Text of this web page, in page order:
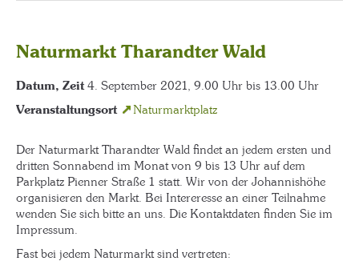
Naturmarkt Tharandter Wald
Datum, Zeit4. September 2021, 9.00 Uhr bis 13.00 Uhr
Veranstaltungsort Naturmarktplatz
Der Naturmarkt Tharandter Wald findet an jedem ersten und
dritten Sonnabend im Monat von 9 bis 13 Uhr auf dem
Parkplatz Pienner Straße 1 statt. Wir von der Johannishöhe
organisieren den Markt. Bei Intereresse an einer Teilnahme
wenden Sie sich bitte an uns. Die Kontaktdaten finden Sie im
Impressum.
Fast bei jedem Naturmarkt sind vertreten: